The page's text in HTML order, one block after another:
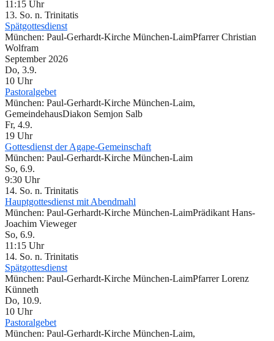
11:15 Uhr
13. So. n. Trinitatis
Spätgottesdienst
München: Paul-Gerhardt-Kirche München-LaimPfarrer Christian
Wolfram
September 2026
Do, 3.9.
10 Uhr
Pastoralgebet
München: Paul-Gerhardt-Kirche München-Laim,
GemeindehausDiakon Semjon Salb
Fr, 4.9.
19 Uhr
Gottesdienst der Agape-Gemeinschaft
München: Paul-Gerhardt-Kirche München-Laim
So, 6.9.
9:30 Uhr
14. So. n. Trinitatis
Hauptgottesdienst mit Abendmahl
München: Paul-Gerhardt-Kirche München-LaimPrädikant Hans-
Joachim Vieweger
So, 6.9.
11:15 Uhr
14. So. n. Trinitatis
Spätgottesdienst
München: Paul-Gerhardt-Kirche München-LaimPfarrer Lorenz
Künneth
Do, 10.9.
10 Uhr
Pastoralgebet
München: Paul-Gerhardt-Kirche München-Laim,